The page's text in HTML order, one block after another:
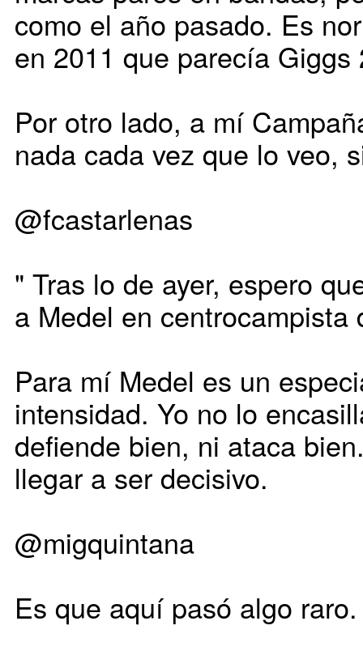
como el año pasado. Es
en 2011 que parecía Giggs
Por otro lado, a mí
nada cada vez que lo veo,
@fcastarlenas
" Tras lo de ayer, espero
a Medel en centrocampista
Para mí Medel es un
intensidad. Yo no lo
defiende bien, ni ataca
llegar a ser decisivo.
@migquintana
Es que aquí pasó algo raro.